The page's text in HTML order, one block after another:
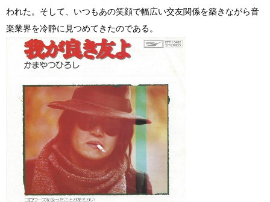
われた。そして、いつもあの笑顔で幅広い交友関係を築きながら音
楽業界を冷静に見つめてきたのである。